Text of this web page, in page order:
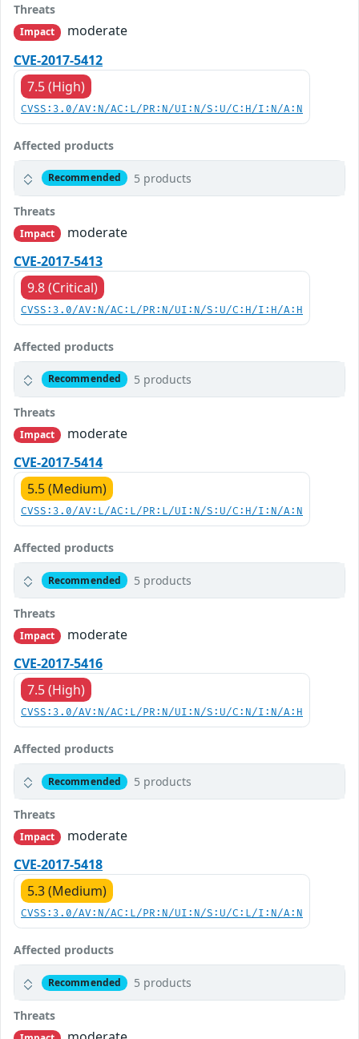
Threats
Impact
moderate
CVE-2017-5412
7.5 (High)
CVSS:3.0/AV:N/AC:L/PR:N/UI:N/S:U/C:H/I:N/A:N
Affected products
Recommended 5 products
Threats
Impact
moderate
CVE-2017-5413
9.8 (Critical)
CVSS:3.0/AV:N/AC:L/PR:N/UI:N/S:U/C:H/I:H/A:H
Affected products
Recommended 5 products
Threats
Impact
moderate
CVE-2017-5414
5.5 (Medium)
CVSS:3.0/AV:L/AC:L/PR:L/UI:N/S:U/C:H/I:N/A:N
Affected products
Recommended 5 products
Threats
Impact
moderate
CVE-2017-5416
7.5 (High)
CVSS:3.0/AV:N/AC:L/PR:N/UI:N/S:U/C:N/I:N/A:H
Affected products
Recommended 5 products
Threats
Impact
moderate
CVE-2017-5418
5.3 (Medium)
CVSS:3.0/AV:N/AC:L/PR:N/UI:N/S:U/C:L/I:N/A:N
Affected products
Recommended 5 products
Threats